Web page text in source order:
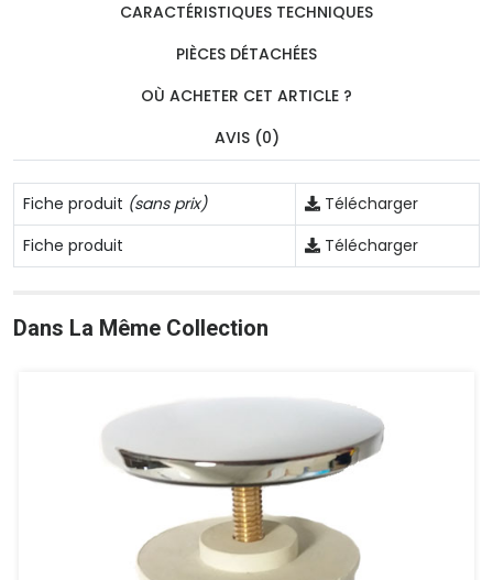
CARACTÉRISTIQUES TECHNIQUES
PIÈCES DÉTACHÉES
OÙ ACHETER CET ARTICLE ?
AVIS (0)
Fiche produit (sans prix)
Télécharger
Fiche produit
Télécharger
Dans La Même Collection